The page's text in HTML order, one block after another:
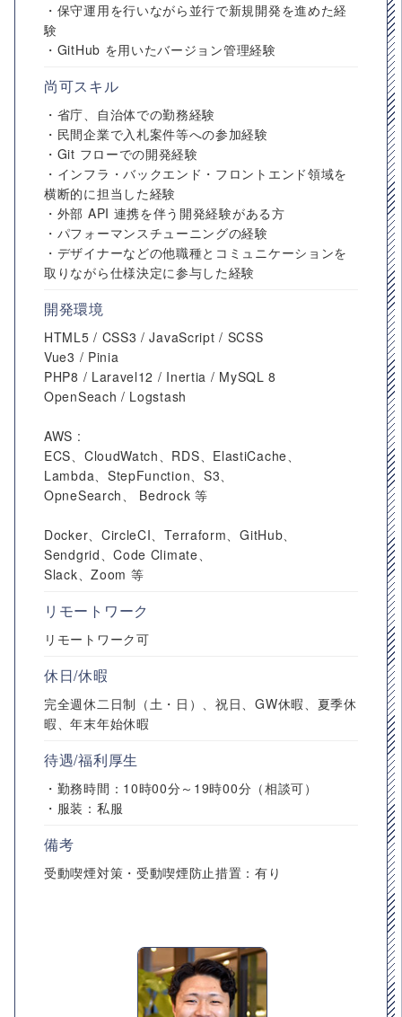
・保守運用を行いながら並行で新規開発を進めた経
験
・GitHub を用いたバージョン管理経験
尚可スキル
・省庁、自治体での勤務経験
・民間企業で入札案件等への参加経験
・Git フローでの開発経験
・インフラ・バックエンド・フロントエンド領域を
横断的に担当した経験
・外部 API 連携を伴う開発経験がある方
・パフォーマンスチューニングの経験
・デザイナーなどの他職種とコミュニケーションを
取りながら仕様決定に参与した経験
開発環境
HTML5 / CSS3 / JavaScript / SCSS
Vue3 / Pinia
PHP8 / Laravel12 / Inertia / MySQL 8
OpenSeach / Logstash
AWS :
ECS、CloudWatch、RDS、ElastiCache、
Lambda、StepFunction、S3、
OpneSearch、 Bedrock 等
Docker、CircleCI、Terraform、GitHub、
Sendgrid、Code Climate、
Slack、Zoom 等
リモートワーク
リモートワーク可
休日/休暇
完全週休二日制（土・日）、祝日、GW休暇、夏季休
暇、年末年始休暇
待遇/福利厚生
・勤務時間：10時00分～19時00分（相談可）
・服装：私服
備考
受動喫煙対策・受動喫煙防止措置：有り